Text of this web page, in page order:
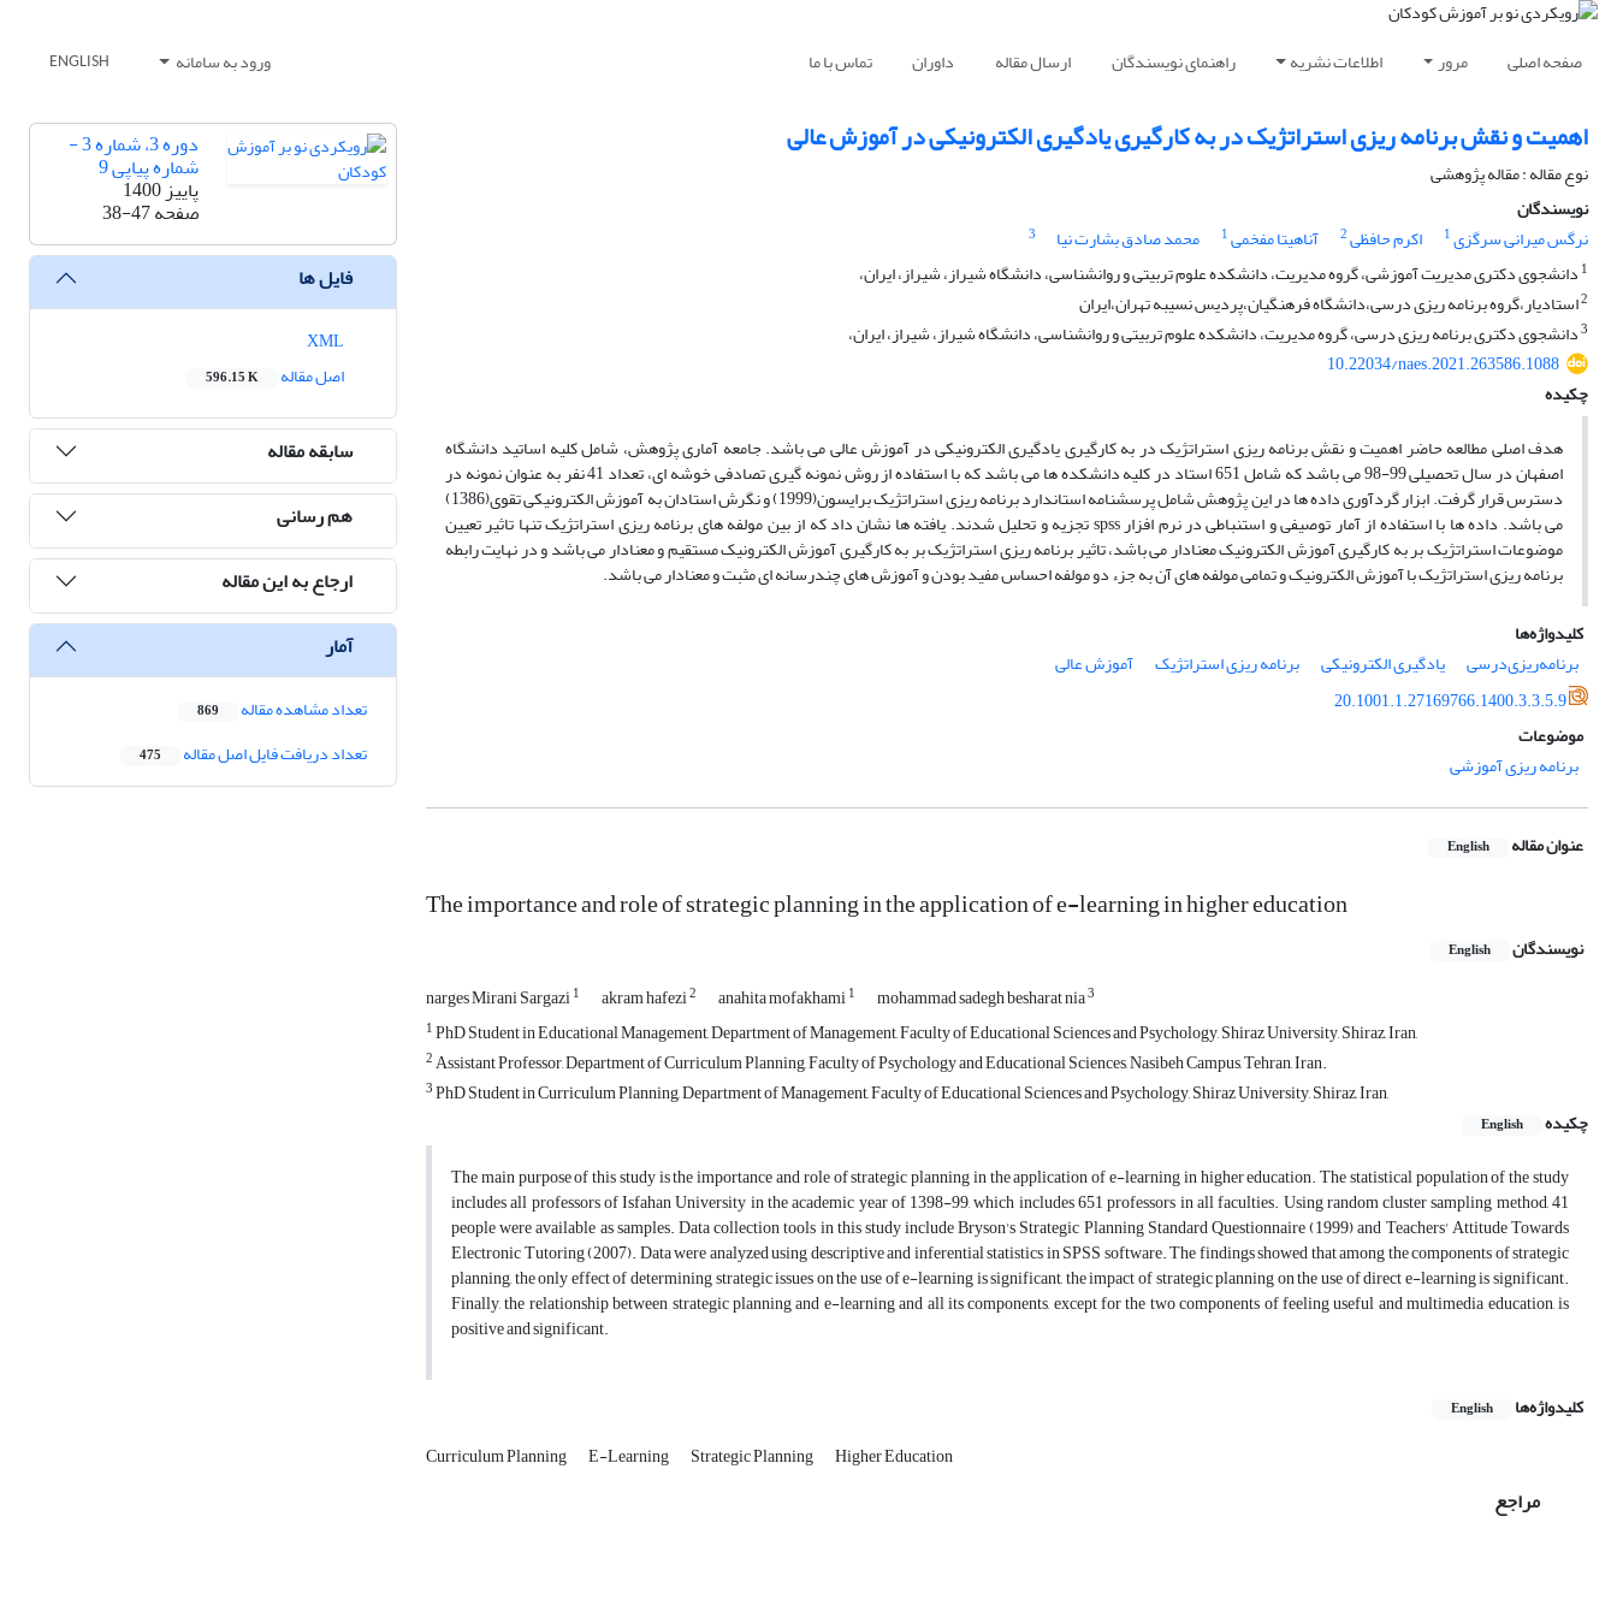
صفحه اصلی مرور اطلاعات نشریه راهنمای نویسندگان ارسال مقاله داوران تماس با ما ورود به سامانه ENGLISH
اهمیت و نقش برنامه ریزی استراتژیک در به کارگیری یادگیری الکترونیکی در آموزش عالی
نوع مقاله : مقاله پژوهشی
نویسندگان
نرگس میرانی سرگزی1 اکرم حافظی2 آناهیتا مفخمی1 محمد صادق بشارت نیا
3
1 دانشجوی دکتری مدیریت آموزشی، گروه مدیریت، دانشکده علوم تربیتی و روانشناسی، دانشگاه شیراز، شیراز، ایران،
2استادیار،گروه برنامه ریزی درسی،دانشگاه فرهنگیان،پردیس نسیبه تهران،ایران
3دانشجوی دکتری برنامه ریزی درسی، گروه مدیریت، دانشکده علوم تربیتی و روانشناسی، دانشگاه شیراز، شیراز، ایران،
10.22034/naes.2021.263586.1088
چکیده
هدف اصلی مطالعه حاضر اهمیت و نقش برنامه ریزی استراتژیک در به کارگیری یادگیری الکترونیکی در آموزش عالی می باشد. جامعه آماری پژوهش، شامل کلیه اساتید دانشگاه
اصفهان در سال تحصیلی 99-98 می باشد که شامل 651 استاد در کلیه دانشکده ها می باشد که با استفاده از روش نمونه گیری تصادفی خوشه ای، تعداد 41 نفر به عنوان نمونه در
دسترس قرار گرفت. ابزار گردآوری داده ها در این پژوهش شامل پرسشنامه استاندارد برنامه ریزی استراتژیک برایسون(1999) و نگرش استادان به آموزش الکترونیکی تقوی(1386)
می باشد. داده ها با استفاده از آمار توصیفی و استنباطی در نرم افزار spss تجزیه و تحلیل شدند. یافته ها نشان داد که از بین مولفه های برنامه ریزی استراتژیک تنها تاثیر تعیین
موضوعات استراتژیک بر به کارگیری آموزش الکترونیک معنادار می باشد، تاثیر برنامه ریزی استراتژیک بر به کارگیری آموزش الکترونیک مستقیم و معنادار می باشد و در نهایت رابطه
برنامه ریزی استراتژیک با آموزش الکترونیک و تمامی مولفه های آن به جزء دو مولفه احساس مفید بودن و آموزش های چندرسانه ای مثبت و معنادار می باشد.
کلیدواژه‌ها
برنامه‌ریزی‌درسی
یادگیری الکترونیکی برنامه ریزی استراتژیک
آموزش عالی
20.1001.1.27169766.1400.3.3.5.9
موضوعات
برنامه ریزی آموزشی
عنوان مقاله English
The importance and role of strategic planning in the application of e-learning in higher education
نویسندگان English
narges Mirani Sargazi1 akram hafezi2 anahita mofakhami1 mohammad sadegh besharat nia3
1PhD Student in Educational Management, Department of Management, Faculty of Educational Sciences and Psychology, Shiraz University, Shiraz, Iran,
2Assistant Professor, Department of Curriculum Planning, Faculty of Psychology and Educational Sciences, Nasibeh Campus, Tehran, Iran.
3PhD Student in Curriculum Planning, Department of Management, Faculty of Educational Sciences and Psychology, Shiraz University, Shiraz, Iran,
چکیده
English
The main purpose of this study is the importance and role of strategic planning in the application of e-learning in higher education. The statistical population of the study
includes all professors of Isfahan University in the academic year of 1398-99, which includes 651 professors in all faculties. Using random cluster sampling method, 41
people were available as samples. Data collection tools in this study include Bryson's Strategic Planning Standard Questionnaire (1999) and Teachers' Attitude Towards
Electronic Tutoring (2007). Data were analyzed using descriptive and inferential statistics in SPSS software. The findings showed that among the components of strategic
planning, the only effect of determining strategic issues on the use of e-learning is significant, the impact of strategic planning on the use of direct e-learning is significant.
Finally, the relationship between strategic planning and e-learning and all its components, except for the two components of feeling useful and multimedia education, is
positive and significant.
کلیدواژه‌ها English
Curriculum Planning E-Learning Strategic Planning Higher Education
مراجع
دوره 3، شماره 3 -
شماره پیاپی 9
پاییز 1400
صفحه38-47
فایل ها
اصل مقاله
596.15 K
سابقه مقاله
هم رسانی
ارجاع به این مقاله
آمار
تعداد مشاهده مقاله 869
تعداد دریافت فایل اصل مقاله 475